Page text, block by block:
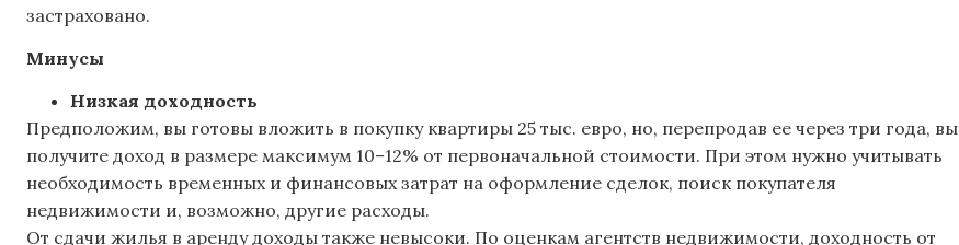
застраховано.
Минусы
Низкая доходность
Предположим, вы готовы вложить в покупку квартиры 25 тыс. евро, но, перепродав ее через три года, вы
получите доход в размере максимум 10–12% от первоначальной стоимости. При этом нужно учитывать
необходимость временных и финансовых затрат на оформление сделок, поиск покупателя
недвижимости и, возможно, другие расходы.
От сдачи жилья в аренду доходы также невысоки. По оценкам агентств недвижимости, доходность от